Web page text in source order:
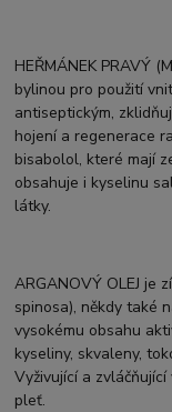
HEŘMÁNEK PRAVÝ
bylinou pro použití
antiseptickým,
hojení a regenerace
bisabolol, které mají
obsahuje i kyselinu
látky.
ARGANOVÝ OLEJ je
spinosa), někdy také
vysokému obsahu
kyseliny, skvaleny,
Vyživující a
pleť.